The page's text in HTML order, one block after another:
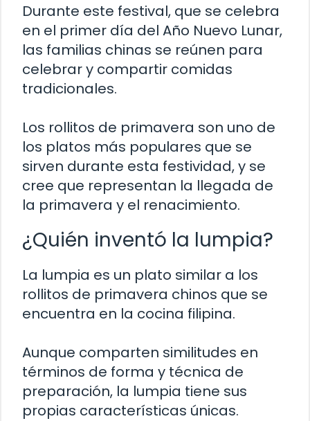
Durante este festival, que se celebra
en el primer día del Año Nuevo Lunar,
las familias chinas se reúnen para
celebrar y compartir comidas
tradicionales.
Los rollitos de primavera son uno de
los platos más populares que se
sirven durante esta festividad, y se
cree que representan la llegada de
la primavera y el renacimiento.
¿Quién inventó la lumpia?
La lumpia es un plato similar a los
rollitos de primavera chinos que se
encuentra en la cocina filipina.
Aunque comparten similitudes en
términos de forma y técnica de
preparación, la lumpia tiene sus
propias características únicas.